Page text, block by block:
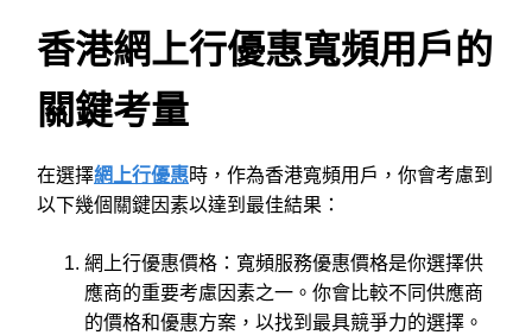
香港網上行優惠寬頻用戶的
關鍵考量
在選擇網上行優惠時，作為香港寬頻用戶，你會考慮到
以下幾個關鍵因素以達到最佳結果：
網上行優惠價格：寬頻服務優惠價格是你選擇供
應商的重要考慮因素之一。你會比較不同供應商
的價格和優惠方案，以找到最具競爭力的選擇。